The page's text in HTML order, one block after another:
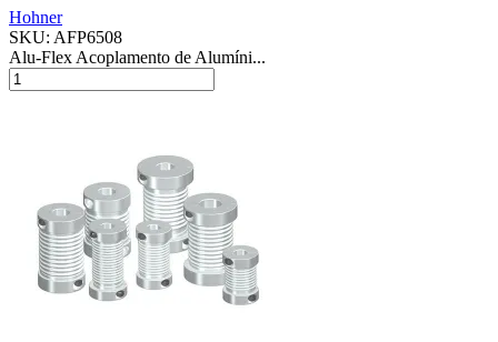
Hohner
SKU: AFP6508
Alu-Flex Acoplamento de Alumíni...